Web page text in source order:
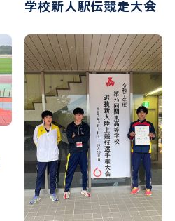
学校新人駅伝競走大会